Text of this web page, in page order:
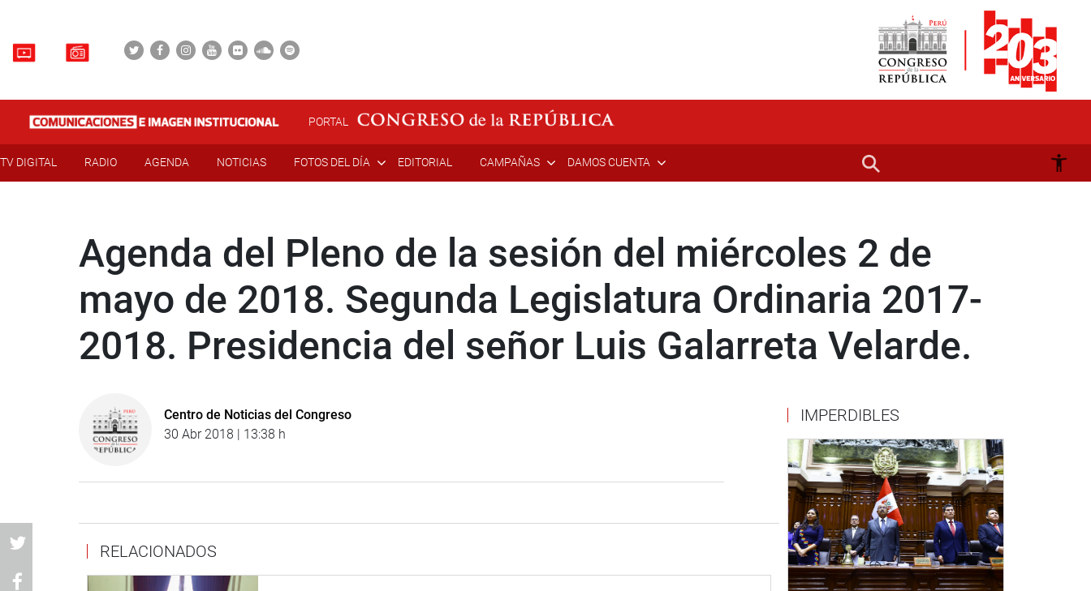
PORTAL
TV DIGITAL RADIO AGENDA NOTICIAS FOTOS DEL DÍA EDITORIAL CAMPAÑAS DAMOS CUENTA
Agenda del Pleno de la sesión del miércoles 2 de
mayo de 2018. Segunda Legislatura Ordinaria 2017-
2018. Presidencia del señor Luis Galarreta Velarde.
Centro de Noticias del Congreso
30 Abr 2018 | 13:38 h
RELACIONADOS
IMPERDIBLES